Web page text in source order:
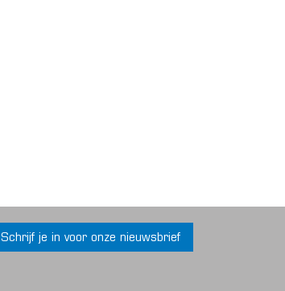
Schrijf je in voor onze nieuwsbrief